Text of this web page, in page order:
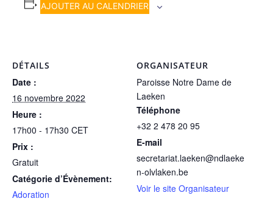
AJOUTER AU CALENDRIER
DÉTAILS
Date :
16 novembre 2022
Heure :
17h00 - 17h30 CET
Prix :
Gratuit
Catégorie d’Évènement:
Adoration
ORGANISATEUR
Paroisse Notre Dame de
Laeken
Téléphone
+32 2 478 20 95
E-mail
secretariat.laeken@ndlaeke
n-olvlaken.be
Voir le site Organisateur